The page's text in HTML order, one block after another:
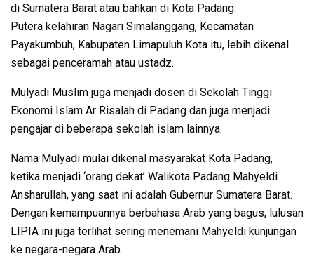
di Sumatera Barat atau bahkan di Kota Padang.
Putera kelahiran Nagari Simalanggang, Kecamatan
Payakumbuh, Kabupaten Limapuluh Kota itu, lebih dikenal
sebagai penceramah atau ustadz.
Mulyadi Muslim juga menjadi dosen di Sekolah Tinggi
Ekonomi Islam Ar Risalah di Padang dan juga menjadi
pengajar di beberapa sekolah islam lainnya.
Nama Mulyadi mulai dikenal masyarakat Kota Padang,
ketika menjadi ‘orang dekat’ Walikota Padang Mahyeldi
Ansharullah, yang saat ini adalah Gubernur Sumatera Barat.
Dengan kemampuannya berbahasa Arab yang bagus, lulusan
LIPIA ini juga terlihat sering menemani Mahyeldi kunjungan
ke negara-negara Arab.